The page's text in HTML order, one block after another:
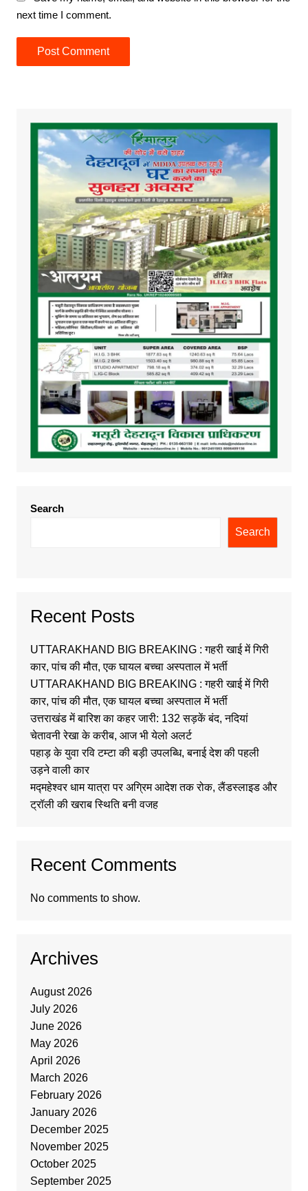
next time I comment.
Search
Search
Recent Posts
UTTARAKHAND BIG BREAKING : गहरी खाई में गिरी
कार, पांच की मौत, एक घायल बच्चा अस्पताल में भर्ती
UTTARAKHAND BIG BREAKING : गहरी खाई में गिरी
कार, पांच की मौत, एक घायल बच्चा अस्पताल में भर्ती
उत्तराखंड में बारिश का कहर जारी: 132 सड़कें बंद, नदियां
चेतावनी रेखा के करीब, आज भी येलो अलर्ट
पहाड़ के युवा रवि टम्टा की बड़ी उपलब्धि, बनाई देश की पहली
उड़ने वाली कार
मद्महेश्वर धाम यात्रा पर अग्रिम आदेश तक रोक, लैंडस्लाइड और
ट्रॉली की खराब स्थिति बनी वजह
Recent Comments
No comments to show.
Archives
August 2026
July 2026
June 2026
May 2026
April 2026
March 2026
February 2026
January 2026
December 2025
November 2025
October 2025
September 2025